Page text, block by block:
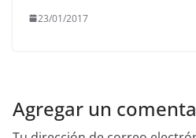
23/01/2017
Agregar un